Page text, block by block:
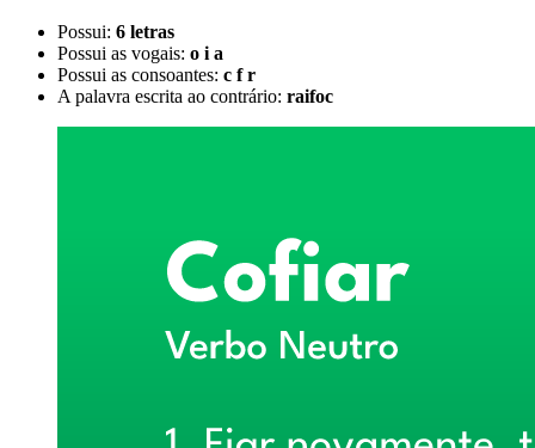
Possui: 6 letras
Possui as vogais: o i a
Possui as consoantes: c f r
A palavra escrita ao contrário: raifoc